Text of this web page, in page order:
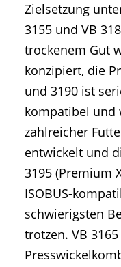
Zielsetzung
3155 und VB
trockenem Gut
konzipiert, die
und 3190 ist
kompatibel und
zahlreicher
entwickelt und
3195 (Premium
ISOBUS-
schwierigsten
trotzen. VB